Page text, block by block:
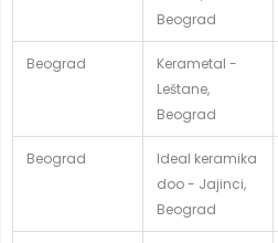
Beograd
Beograd
Kerametal -
Leštane,
Beograd
Beograd
Ideal keramika
doo - Jajinci,
Beograd